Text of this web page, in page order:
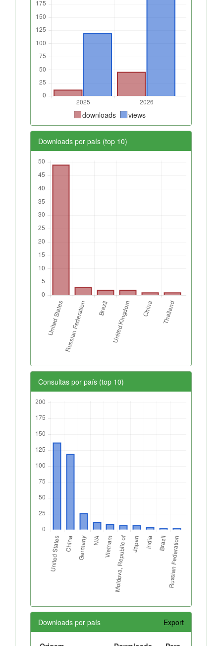
downloads views
Downloads por país (top 10)
Consultas por país (top 10)
Downloads por país Export